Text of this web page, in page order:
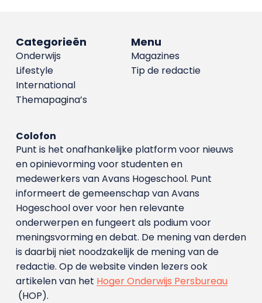
Menu
Magazines
Tip de redactie
Categorieën
Onderwijs
Lifestyle
International
Themapagina’s
Colofon
Punt is het onafhankelijke platform voor nieuws
en opinievorming voor studenten en
medewerkers van Avans Hoge­school. Punt
informeert de gemeenschap van Avans
Hogeschool over voor hen relevante
onderwerpen en fungeert als podium voor
meningsvorming en debat. De mening van derden
is daarbij niet noodzakelijk de mening van de
redactie. Op de website vinden lezers ook
artikelen van het Hoger Onderwijs Persbureau
(HOP).